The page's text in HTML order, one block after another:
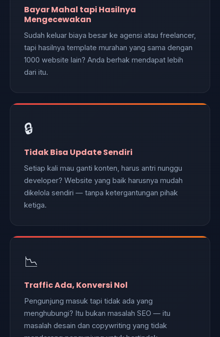
Bayar Mahal tapi Hasilnya
Mengecewakan
Sudah keluar biaya besar ke agensi atau freelancer,
tapi hasilnya template murahan yang sama dengan
1000 website lain? Anda berhak mendapat lebih
dari itu.
🔒
Tidak Bisa Update Sendiri
Setiap kali mau ganti konten, harus antri nunggu
developer? Website yang baik harusnya mudah
dikelola sendiri — tanpa ketergantungan pihak
ketiga.
📉
Traffic Ada, Konversi Nol
Pengunjung masuk tapi tidak ada yang
menghubungi? Itu bukan masalah SEO — itu
masalah desain dan copywriting yang tidak